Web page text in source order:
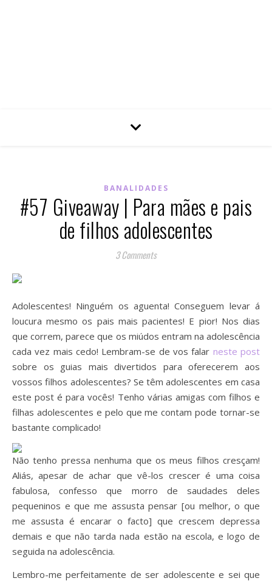
BANALIDADES
#57 Giveaway | Para mães e pais
de filhos adolescentes
3 Comments
Adolescentes! Ninguém os aguenta! Conseguem levar á
loucura mesmo os pais mais pacientes! E pior! Nos dias
que correm, parece que os miúdos entram na adolescência
cada vez mais cedo! Lembram-se de vos falar neste post
sobre os guias mais divertidos para oferecerem aos
vossos filhos adolescentes? Se têm adolescentes em casa
este post é para vocês! Tenho várias amigas com filhos e
filhas adolescentes e pelo que me contam pode tornar-se
bastante complicado!
Não tenho pressa nenhuma que os meus filhos cresçam!
Aliás, apesar de achar que vê-los crescer é uma coisa
fabulosa, confesso que morro de saudades deles
pequeninos e que me assusta pensar [ou melhor, o que
me assusta é encarar o facto] que crescem depressa
demais e que não tarda nada estão na escola, e logo de
seguida na adolescência.
Lembro-me perfeitamente de ser adolescente e sei que